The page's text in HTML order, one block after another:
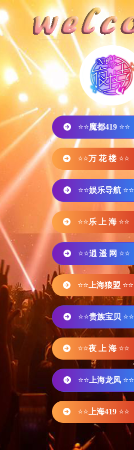
⭐⭐魔都419 ⭐⭐
⭐⭐万 花 楼 ⭐⭐
⭐⭐娱乐导航 ⭐⭐
⭐⭐乐 上 海 ⭐⭐
⭐⭐逍 遥 网 ⭐⭐
⭐⭐ 上海狼盟 ⭐⭐
⭐⭐贵族宝贝 ⭐⭐
⭐⭐夜 上 海 ⭐⭐
⭐⭐ 上海龙凤 ⭐⭐
⭐⭐ 上海419 ⭐⭐